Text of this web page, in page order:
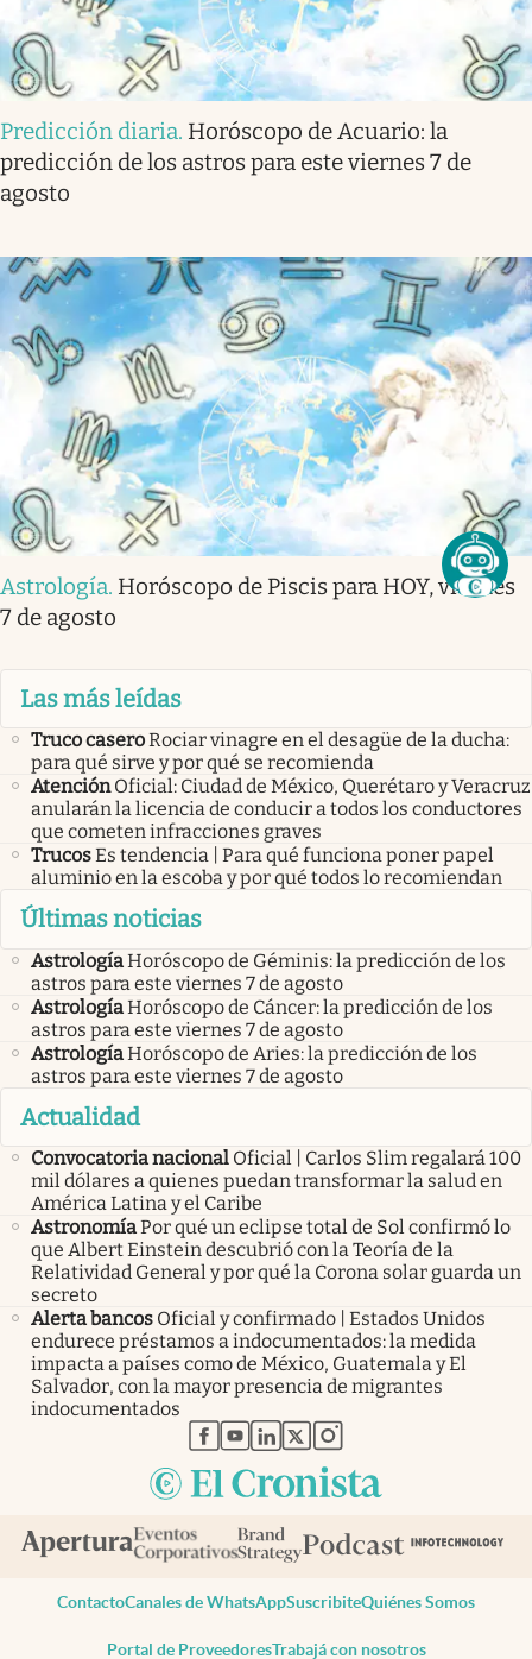
Predicción diaria. Horóscopo de Acuario: la
predicción de los astros para este viernes 7 de
agosto
Astrología. Horóscopo de Piscis para HOY, viernes
7 de agosto
Las más leídas
Truco caseroRociar vinagre en el desagüe de la ducha:
para qué sirve y por qué se recomienda
Atención Oficial: Ciudad de México, Querétaro y Veracruz
anularán la licencia de conducir a todos los conductores
que cometen infracciones graves
TrucosEs tendencia | Para qué funciona poner papel
aluminio en la escoba y por qué todos lo recomiendan
Últimas noticias
AstrologíaHoróscopo de Géminis: la predicción de los
astros para este viernes 7 de agosto
AstrologíaHoróscopo de Cáncer: la predicción de los
astros para este viernes 7 de agosto
AstrologíaHoróscopo de Aries: la predicción de los
astros para este viernes 7 de agosto
Actualidad
Convocatoria nacional Oficial | Carlos Slim regalará 100
mil dólares a quienes puedan transformar la salud en
América Latina y el Caribe
AstronomíaPor qué un eclipse total de Sol confirmó lo
que Albert Einstein descubrió con la Teoría de la
Relatividad General y por qué la Corona solar guarda un
secreto
Alerta bancos Oficial y confirmado | Estados Unidos
endurece préstamos a indocumentados: la medida
impacta a países como de México, Guatemala y El
Salvador, con la mayor presencia de migrantes
indocumentados
abre en nueva pestaña
abre en nueva pestaña
abre en nueva pestaña
abre en nueva pestaña
abre en nueva pestaña
ContactoCanales de WhatsAppSuscribiteQuiénes Somos
Portal de ProveedoresTrabajá con nosotros